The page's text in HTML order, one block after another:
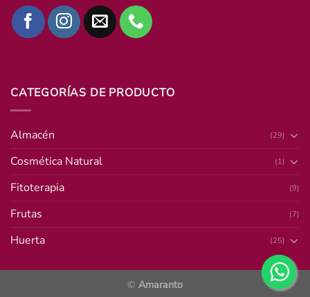
CATEGORÍAS DE PRODUCTO
Almacén (29)
Cosmética Natural (1)
Fitoterapia (9)
Frutas (7)
Huerta (25)
© Amaranto